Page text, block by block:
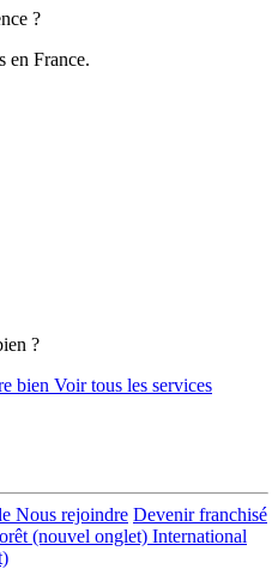
?
en France.
?
bien Voir tous les services
Nous rejoindre Devenir franchisé
(nouvel onglet) International